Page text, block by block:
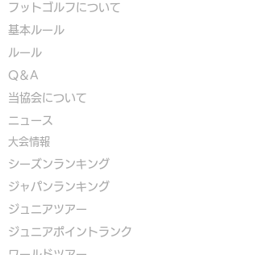
フットゴルフについて
基本ルール
ルール
Q＆A
​当協会について
​ニュース
大会情報
シーズンランキング
ジャパンランキング
ジュニアツアー
ジュニアポイントランク